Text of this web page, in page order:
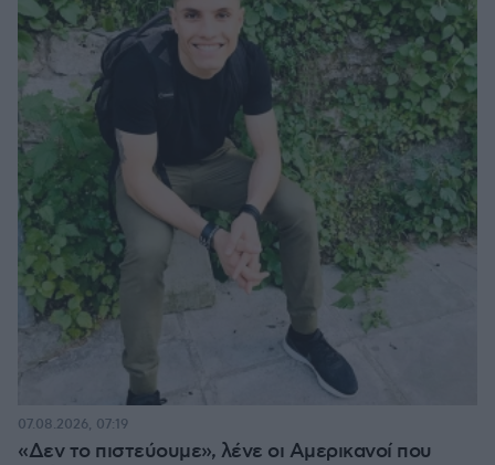
«Δεν το πιστεύουμε», λένε οι Αμερικανοί που
07.08.2026, 07:19